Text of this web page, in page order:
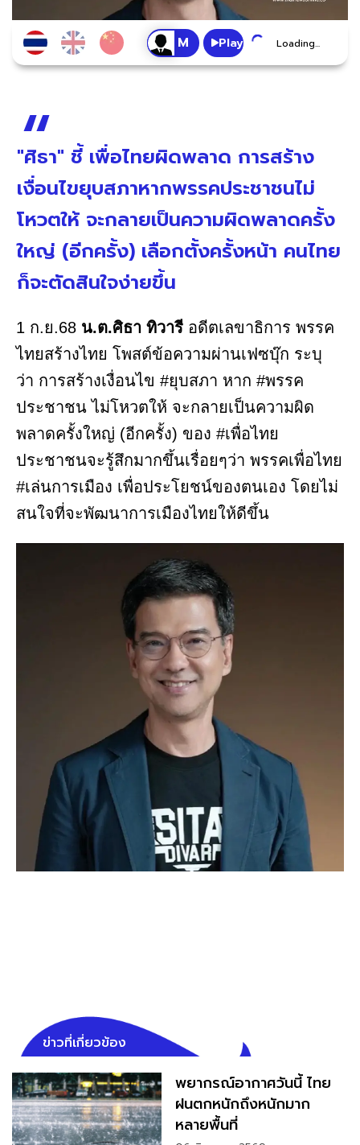
Play Loading...
"ศิธา" ชี้ เพื่อไทยผิดพลาด การสร้าง
เงื่อนไขยุบสภาหากพรรคประชาชนไม่
โหวตให้ จะกลายเป็นความผิดพลาดครั้ง
ใหญ่ (อีกครั้ง) เลือกตั้งครั้งหน้า คนไทย
ก็จะตัดสินใจง่ายขึ้น
1 ก.ย.68 น.ต.ศิธา ทิวารี อดีตเลขาธิการ พรรค
ไทยสร้างไทย โพสต์ข้อความผ่านเฟซบุ๊ก ระบุ
ว่า การสร้างเงื่อนไข #ยุบสภา หาก #พรรค
ประชาชน ไม่โหวตให้ จะกลายเป็นความผิด
พลาดครั้งใหญ่ (อีกครั้ง) ของ #เพื่อไทย
ประชาชนจะรู้สึกมากขึ้นเรื่อยๆว่า พรรคเพื่อไทย
#เล่นการเมือง เพื่อประโยชน์ของตนเอง โดยไม่
สนใจที่จะพัฒนาการเมืองไทยให้ดีขึ้น
ข่าวที่เกี่ยวข้อง
พยากรณ์อากาศวันนี้ ไทย
ฝนตกหนักถึงหนักมาก
หลายพื้นที่